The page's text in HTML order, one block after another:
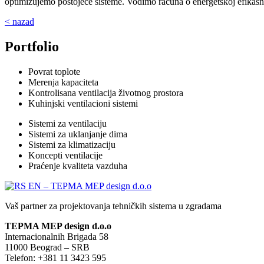
< nazad
Portfolio
Povrat toplote
Merenja kapaciteta
Kontrolisana ventilacija životnog prostora
Kuhinjski ventilacioni sistemi
Sistemi za ventilaciju
Sistemi za uklanjanje dima
Sistemi za klimatizaciju
Koncepti ventilacije
Praćenje kvaliteta vazduha
Vaš partner za projektovanja tehničkih sistema u zgradama
TEPMA MEP design d.o.o
Internacionalnih Brigada 58
11000 Beograd – SRB
Telefon: +381 11 3423 595